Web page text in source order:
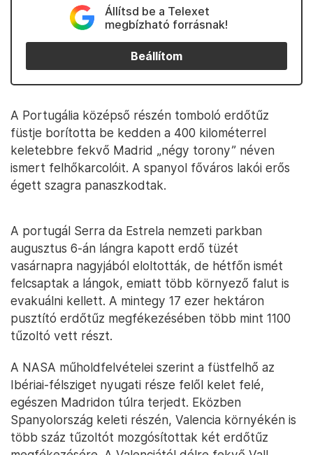
Állítsd be a Telexet
megbízható forrásnak!
Beállítom
A Portugália középső részén tomboló erdőtűz
füstje borította be kedden a 400 kilométerrel
keletebbre fekvő Madrid „négy torony” néven
ismert felhőkarcolóit. A spanyol főváros lakói erős
égett szagra panaszkodtak.
A portugál Serra da Estrela nemzeti parkban
augusztus 6-án lángra kapott erdő tüzét
vasárnapra nagyjából eloltották, de hétfőn ismét
felcsaptak a lángok, emiatt több környező falut is
evakuálni kellett. A mintegy 17 ezer hektáron
pusztító erdőtűz megfékezésében több mint 1100
tűzoltó vett részt.
A NASA műholdfelvételei szerint a füstfelhő az
Ibériai-félsziget nyugati része felől kelet felé,
egészen Madridon túlra terjedt. Eközben
Spanyolország keleti részén, Valencia környékén is
több száz tűzoltót mozgósítottak két erdőtűz